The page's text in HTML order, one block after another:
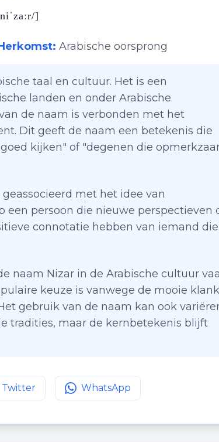
]
Arabische oorsprong
taal en cultuur. Het is een
landen en onder Arabische
de naam is verbonden met het
Dit geeft de naam een betekenis die
kijken" of "degenen die
met het idee van
een persoon die nieuwe perspectieven
connotatie hebben van iemand die
naam Nizar in de Arabische cultuur
keuze is vanwege de mooie klank
gebruik van de naam kan ook
tradities, maar de kernbetekenis blijft
Facebook
Twitter
deze pagina opTwitter
WhatsApp
Deel deze pagina op